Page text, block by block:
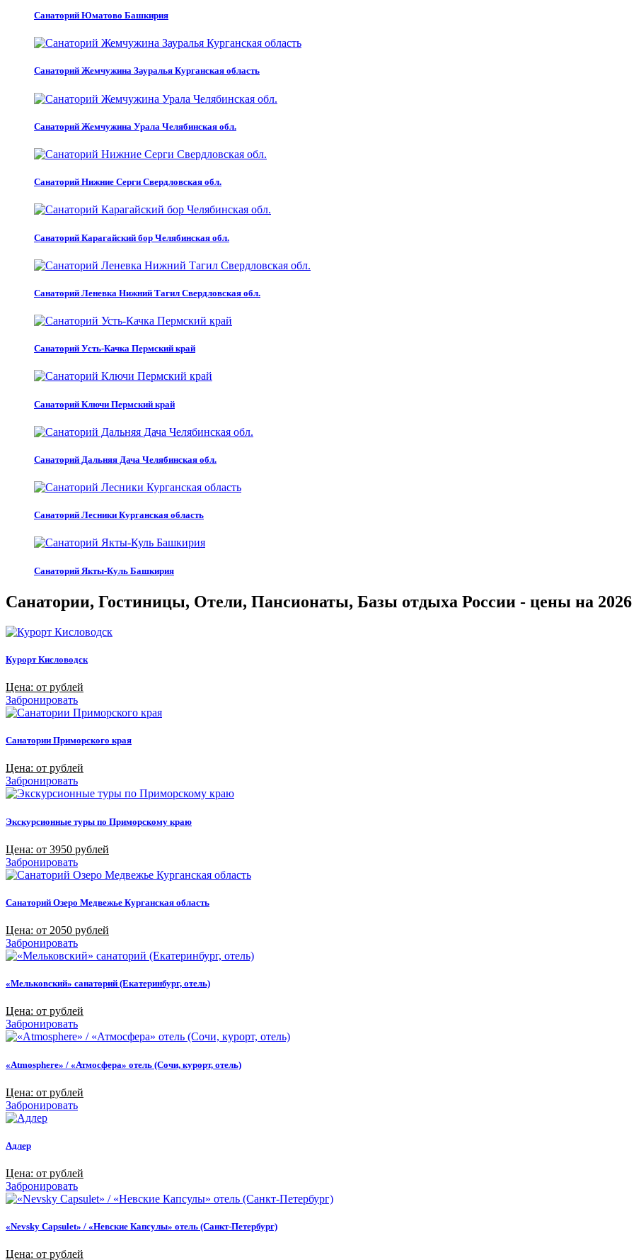
Санаторий Юматово Башкирия
Санаторий Жемчужина Зауралья Курганская область
Санаторий Жемчужина Урала Челябинская обл.
Санаторий Нижние Серги Свердловская обл.
Санаторий Карагайский бор Челябинская обл.
Санаторий Леневка Нижний Тагил Свердловская обл.
Санаторий Усть-Качка Пермский край
Санаторий Ключи Пермский край
Санаторий Дальняя Дача Челябинская обл.
Санаторий Лесники Курганская область
Санаторий Якты-Куль Башкирия
Санатории, Гостиницы, Отели, Пансионаты, Базы отдыха России - цены на 2026
Курорт Кисловодск
Цена: от рублей
Забронировать
Санатории Приморского края
Цена: от рублей
Забронировать
Экскурсионные туры по Приморскому краю
Цена: от 3950 рублей
Забронировать
Санаторий Озеро Медвежье Курганская область
Цена: от 2050 рублей
Забронировать
«Мельковский» санаторий (Екатеринбург, отель)
Цена: от рублей
Забронировать
«Atmosphere» / «Атмосфера» отель (Сочи, курорт, отель)
Цена: от рублей
Забронировать
Адлер
Цена: от рублей
Забронировать
«Nevsky Capsulet» / «Невские Капсулы» отель (Санкт-Петербург)
Цена: от рублей